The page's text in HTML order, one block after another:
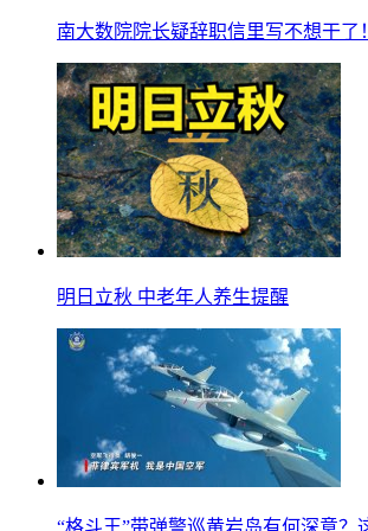
南大数院院长疑辞职信里写不想干
明日立秋 中老年人养生提醒
“格斗王”带弹警巡黄岩岛有何深意？